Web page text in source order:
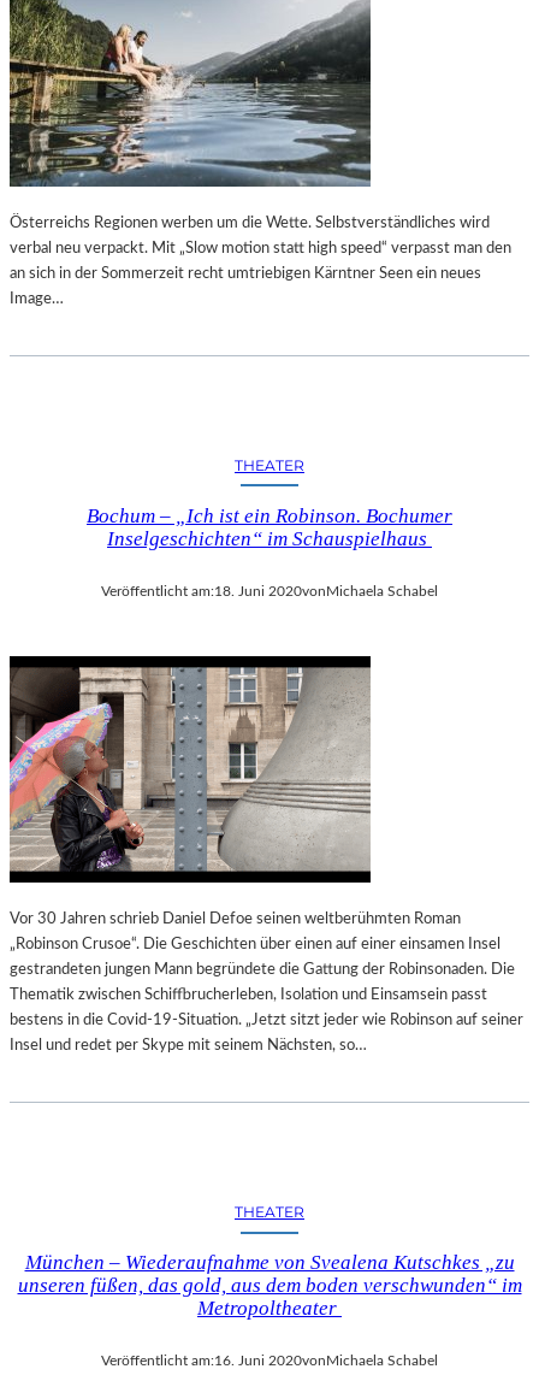
Österreichs Regionen werben um die Wette. Selbstverständliches wird
verbal neu verpackt. Mit „Slow motion statt high speed“ verpasst man den
an sich in der Sommerzeit recht umtriebigen Kärntner Seen ein neues
Image…
THEATER
Bochum – „Ich ist ein Robinson. Bochumer
Inselgeschichten“ im Schauspielhaus
Veröffentlicht am:18. Juni 2020vonMichaela Schabel
Vor 30 Jahren schrieb Daniel Defoe seinen weltberühmten Roman
„Robinson Crusoe“. Die Geschichten über einen auf einer einsamen Insel
gestrandeten jungen Mann begründete die Gattung der Robinsonaden. Die
Thematik zwischen Schiffbrucherleben, Isolation und Einsamsein passt
bestens in die Covid-19-Situation. „Jetzt sitzt jeder wie Robinson auf seiner
Insel und redet per Skype mit seinem Nächsten, so…
THEATER
München – Wiederaufnahme von Svealena Kutschkes „zu
unseren füßen, das gold, aus dem boden verschwunden“ im
Metropoltheater
Veröffentlicht am:16. Juni 2020von Michaela Schabel